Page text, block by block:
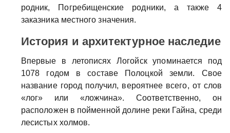
родник, Погребищенские родники, а также 4
заказника местного значения.
История и архитектурное наследие
Впервые в летописях Логойск упоминается под
1078 годом в составе Полоцкой земли. Свое
название город получил, вероятнее всего, от слов
«лог» или «ложчина». Соответственно, он
расположен в пойменной долине реки Гайна, среди
лесистых холмов.